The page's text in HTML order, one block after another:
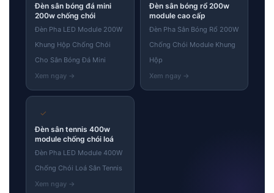
Đèn sân bóng đá mini
200w chống chói
Đèn Pha LED Module 200W
Khung Hộp Chống Chói
Cho Sân Bóng Đá Mini
Đèn sân bóng rổ 200w
module cao cấp
Đèn Pha Sân Bóng Rổ 200W
Chống Chói Module Khung
Hộp
✓
Đèn sân tennis 400w
module chống chói loá
Đèn Pha LED Module 400W
Chống Chói Loá Sân Tennis